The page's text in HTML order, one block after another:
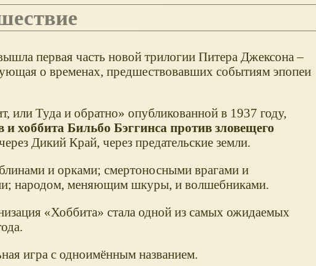
первая часть новой трилогии Питера Джексона –
о временах, предшествовавших событиям эпопеи
или Туда и обратно
опубликованной в 1937 году,
и хоббита Бильбо Бэггинса против зловещего
Дикий Край, через предательские земли.
и орками; смертоносными врагами и
народом, меняющим шкуры, и волшебниками.
Хоббита
стала одной из самых ожидаемых
игра с одноимённым названием.